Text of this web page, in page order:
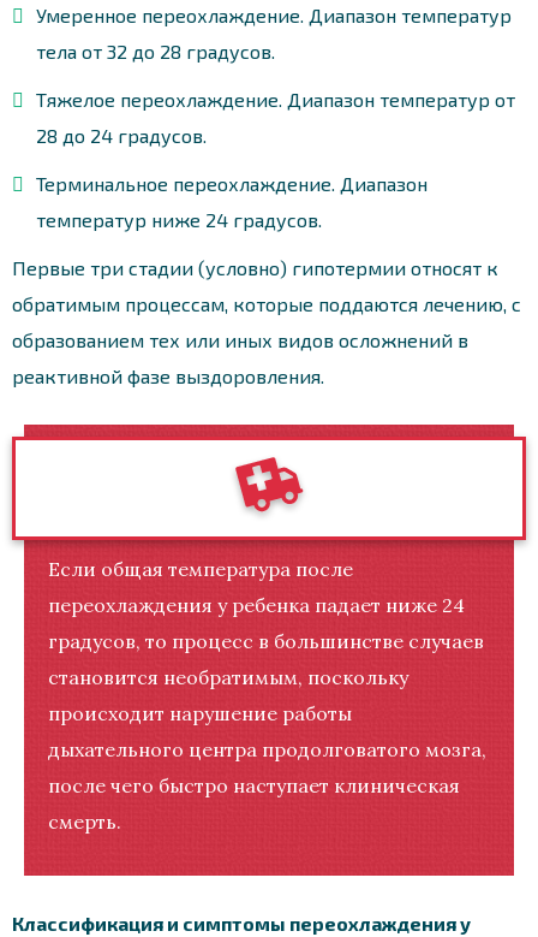
Умеренное переохлаждение. Диапазон температур
тела от 32 до 28 градусов.
Тяжелое переохлаждение. Диапазон температур от
28 до 24 градусов.
Терминальное переохлаждение. Диапазон
температур ниже 24 градусов.
Первые три стадии (условно) гипотермии относят к
обратимым процессам, которые поддаются лечению, с
образованием тех или иных видов осложнений в
реактивной фазе выздоровления.
Если общая температура после
переохлаждения у ребенка падает ниже 24
градусов, то процесс в большинстве случаев
становится необратимым, поскольку
происходит нарушение работы
дыхательного центра продолговатого мозга,
после чего быстро наступает клиническая
смерть.
Классификация и симптомы переохлаждения у